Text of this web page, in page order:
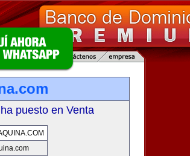
puesto en Venta